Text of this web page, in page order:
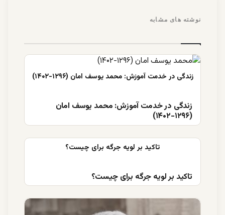
نوشته های مشابه
زندگی در خدمت آموزش: محمد یوسف امان
(۱۲۹۶-۱۴۰۲)
تاکید بر لویه جرگه برای چیست؟